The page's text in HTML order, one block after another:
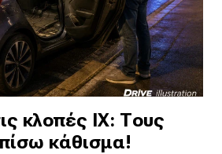
κλοπές ΙΧ: Τους
κάθισμα!